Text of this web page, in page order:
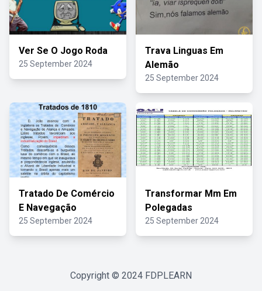
Ver Se O Jogo Roda
25 September 2024
Trava Linguas Em
Alemão
25 September 2024
Tratado De Comércio
E Navegação
25 September 2024
Transformar Mm Em
Polegadas
25 September 2024
Copyright © 2024 FDPLEARN